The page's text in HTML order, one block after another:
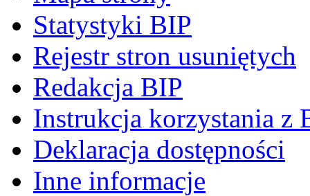
Statystyki BIP
Rejestr stron usuniętych
Redakcja BIP
Instrukcja korzystania z
Deklaracja dostępności
Inne informacje